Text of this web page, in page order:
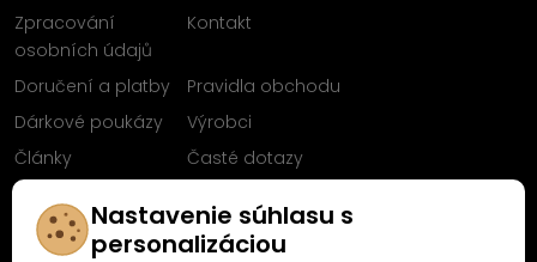
Zpracování
osobních údajů
Kontakt
Doručení a platby
Pravidla obchodu
Dárkové poukázy
Výrobci
Články
Časté dotazy
FacebookuNastavenie súhlasu s
personalizáciou